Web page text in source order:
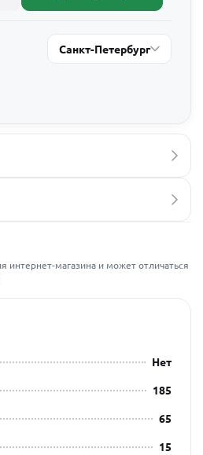
Санкт-Петербург
интернет-магазина и может отличаться
Нет
185
65
15